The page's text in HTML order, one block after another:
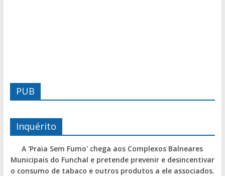
PUB
Inquérito
A 'Praia Sem Fumo' chega aos Complexos Balneares
Municipais do Funchal e pretende prevenir e desincentivar
o consumo de tabaco e outros produtos a ele associados.